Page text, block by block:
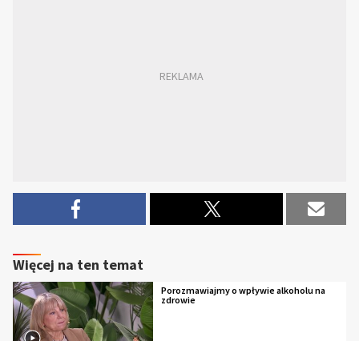
Więcej na ten temat
Porozmawiajmy o wpływie alkoholu na
zdrowie